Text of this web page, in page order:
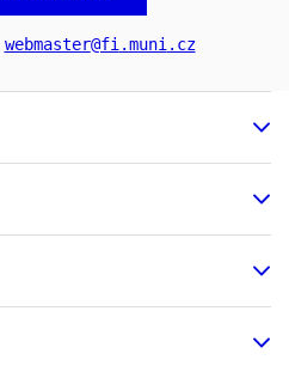
webmaster@fi .muni .cz